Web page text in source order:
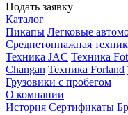
Подать заявку
Каталог
Пикапы Легковые
Среднетоннажная
Техника JAC Техника
Changan Техника Forland
Грузовики с пробегом
О компании
История Сертификаты